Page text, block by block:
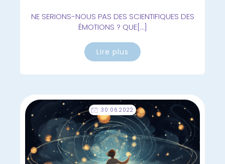
NE SERIONS-NOUS PAS DES SCIENTIFIQUES DES
ÉMOTIONS ? QUE[…]
Lire plus
30.06.2022